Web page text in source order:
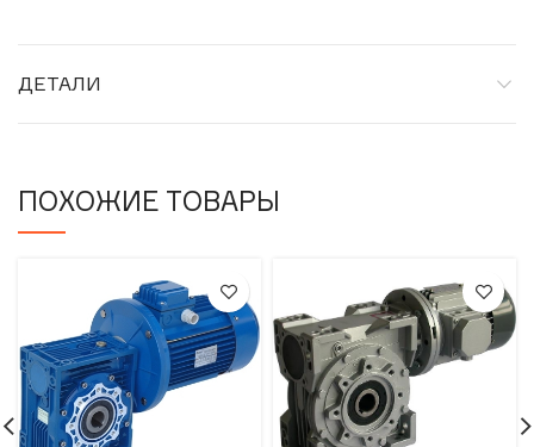
ДЕТАЛИ
ПОХОЖИЕ ТОВАРЫ